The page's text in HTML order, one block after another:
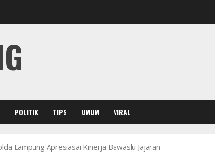
POLITIK TIPS UMUM VIRAL
Lampung Apresiasai Kinerja Bawaslu Jajaran